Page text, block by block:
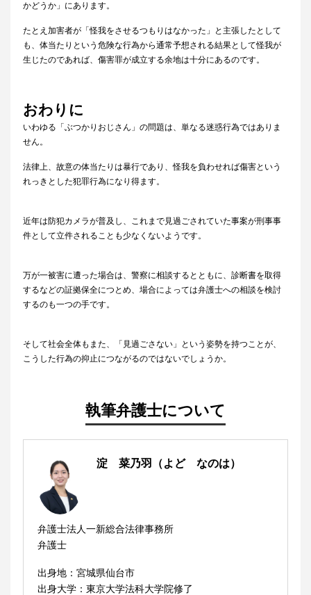
かどうか」にあります。
たとえ加害者が「怪我をさせるつもりはなかった」と主張したとして
も、体当たりという危険な行為から通常予想される結果として怪我が
生じたのであれば、傷害罪が成立する余地は十分にあるのです。
おわりに
いわゆる「ぶつかりおじさん」の問題は、単なる迷惑行為ではありま
せん。
法律上、故意の体当たりは暴行であり、怪我を負わせれば傷害という
れっきとした犯罪行為になり得ます。
近年は防犯カメラが普及し、これまで見過ごされていた事案が刑事事
件として立件されることも少なくないようです。
万が一被害に遭った場合は、警察に相談するとともに、診断書を取得
するなどの証拠保全につとめ、場合によっては弁護士への相談を検討
するのも一つの手です。
そして社会全体もまた、「見過ごさない」という姿勢を持つことが、
こうした行為の抑止につながるのではないでしょうか。
執筆弁護士について
淀 菜乃羽（よど なのは）
弁護士法人一新総合法律事務所
弁護士
出身地：宮城県仙台市
出身大学：東京大学法科大学院修了